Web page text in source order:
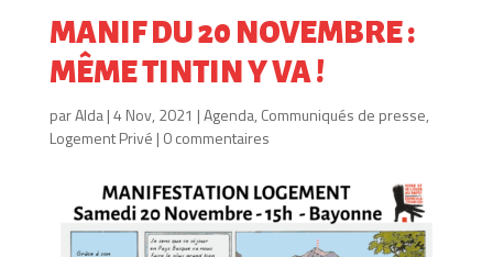
MANIF DU 20 NOVEMBRE :
MÊME TINTIN Y VA !
parAlda|4 Nov, 2021 |Agenda, Communiqués de presse,
Logement Privé | 0 commentaires